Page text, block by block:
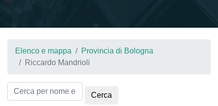
Elenco e mappa
Provincia di Bologna
Riccardo Mandrioli
Cerca